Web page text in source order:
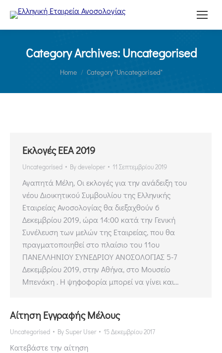
Category Archives: Uncategorised
You are here:
Home Category "Uncategorised"
Εκλογές ΕΕΑ 2019
Uncategorised Bydeveloper 11 Σεπτεμβρίου 2019
Αγαπητά Μέλη, Οι εκλογές για την ανάδειξη του
νέου Διοικητικού Συμβουλίου της Ελληνικής
Εταιρείας Ανοσολογίας θα διεξαχθούν 6
Δεκεμβρίου 2019, ώρα 14:00 κατά την Γενική
Συνέλευση των μελών της Εταιρείας, που θα
πραγματοποιηθεί στο πλαίσιο του 11ου
ΠΑΝΕΛΛΗΝΙΟΥ ΣΥΝΕΔΡΙΟΥ ΑΝΟΣΟΛΟΓΙΑΣ 5-7
Δεκεμβρίου 2019, στην Αθήνα, στο Μουσείο
Μπενάκη . Η ψηφοφορία μπορεί να γίνει και…
Αίτηση Εγγραφής Μέλους
Uncategorised By Super User 15 Δεκεμβρίου 2017
Κατεβάστε την αίτηση